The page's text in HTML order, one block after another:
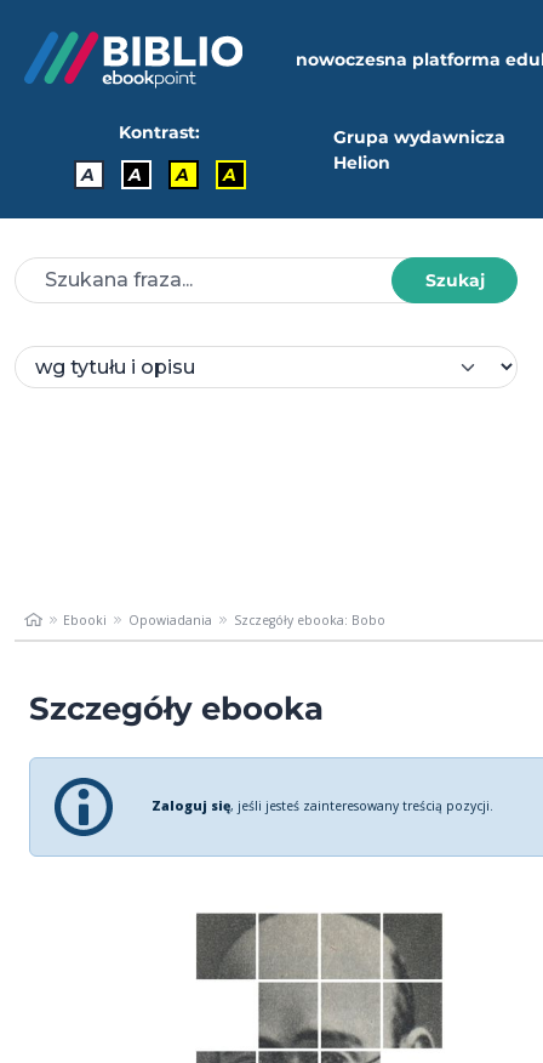
nowoczesna platforma
Kontrast:
A
A A A
Grupa wydawnicza
Helion
Szukaj
Ebooki Opowiadania Szczegóły ebooka: Bobo
Szczegóły ebooka
Zaloguj się, jeśli jesteś zainteresowany treścią pozycji.